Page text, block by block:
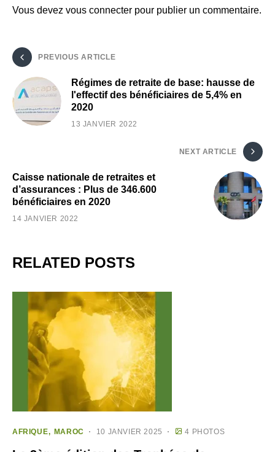
Vous devez vous connecter pour publier un commentaire.
PREVIOUS ARTICLE
Régimes de retraite de base: hausse de
l'effectif des bénéficiaires de 5,4% en
2020
13 JANVIER 2022
NEXT ARTICLE
Caisse nationale de retraites et
d’assurances : Plus de 346.600
bénéficiaires en 2020
14 JANVIER 2022
RELATED POSTS
AFRIQUE MAROC 10 JANVIER 2025 4 PHOTOS